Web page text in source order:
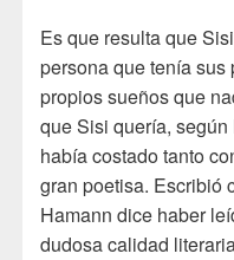
Es que resulta que
persona que tenía
propios sueños que
que Sisi quería,
había costado tanto
gran poetisa. Escribió
Hamann dice haber
dudosa calidad